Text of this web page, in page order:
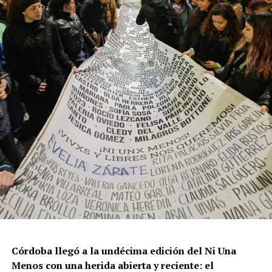
Por Francisco Pandolfi
Córdoba llegó a la undécima edición del Ni Una
Menos con una herida abierta y reciente: el